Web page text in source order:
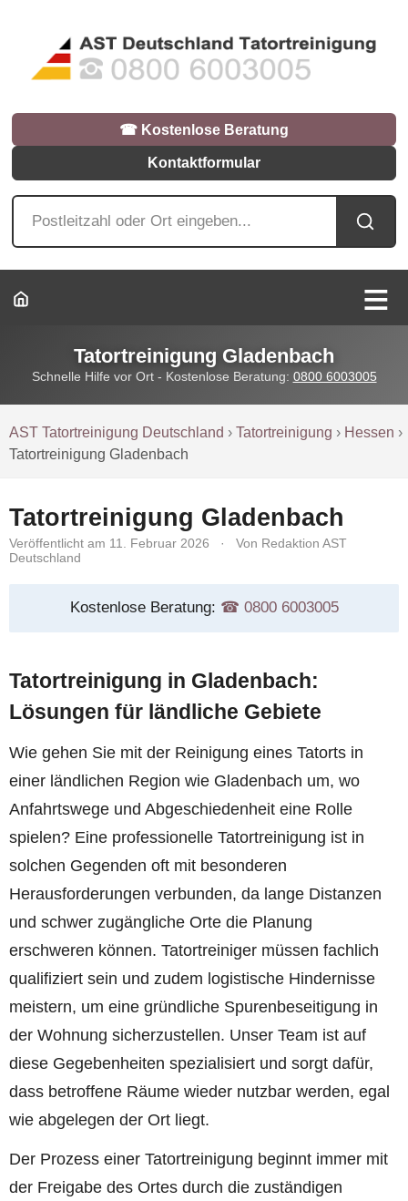
☎︎ Kostenlose Beratung
Kontaktformular
Tatortreinigung Gladenbach
Schnelle Hilfe vor Ort - Kostenlose Beratung: 0800 6003005
AST Tatortreinigung Deutschland ›Tatortreinigung › Hessen ›
Tatortreinigung Gladenbach
Tatortreinigung Gladenbach
Veröffentlicht am 11. Februar 2026 ·
Von Redaktion AST
Deutschland
Kostenlose Beratung: ☎︎ 0800 6003005
Tatortreinigung in Gladenbach:
Lösungen für ländliche Gebiete
Wie gehen Sie mit der Reinigung eines Tatorts in
einer ländlichen Region wie Gladenbach um, wo
Anfahrtswege und Abgeschiedenheit eine Rolle
spielen? Eine professionelle Tatortreinigung ist in
solchen Gegenden oft mit besonderen
Herausforderungen verbunden, da lange Distanzen
und schwer zugängliche Orte die Planung
erschweren können. Tatortreiniger müssen fachlich
qualifiziert sein und zudem logistische Hindernisse
meistern, um eine gründliche Spurenbeseitigung in
der Wohnung sicherzustellen. Unser Team ist auf
diese Gegebenheiten spezialisiert und sorgt dafür,
dass betroffene Räume wieder nutzbar werden, egal
wie abgelegen der Ort liegt.
Der Prozess einer Tatortreinigung beginnt immer mit
der Freigabe des Ortes durch die zuständigen